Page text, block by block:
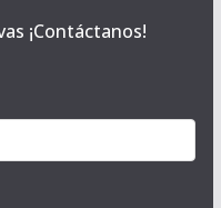
¡Contáctanos!